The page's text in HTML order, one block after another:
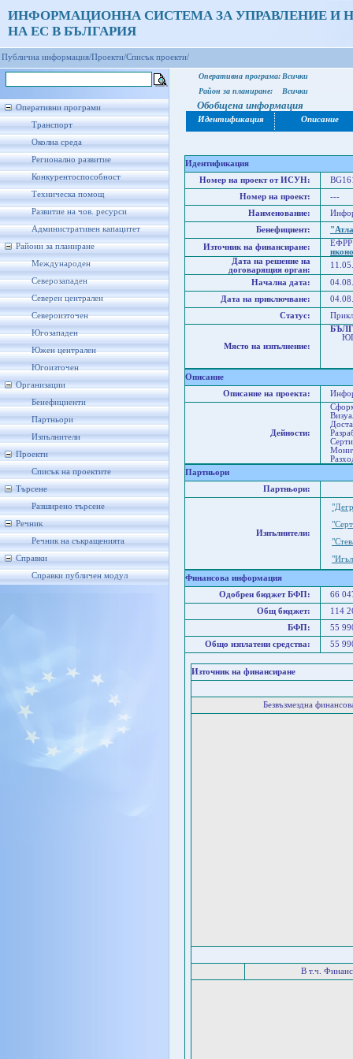
ИНФОРМАЦИОННА СИСТЕМА ЗА УПРАВЛЕНИЕ И
НА ЕС В БЪЛГАРИЯ
Публична информация/Проекти/Списък проекти/
Оперативни програми
Транспорт
Околна среда
Регионално развитие
Конкурентоспособност
Техническа помощ
Развитие на чов. ресурси
Административен капацитет
Райони за планиране
Международен
Северозападен
Северен централен
Североизточен
Югозападен
Южен централен
Югоизточен
Организации
Бенефициенти
Партньори
Изпълнители
Проекти
Списък на проектите
Търсене
Разширено търсене
Речник
Речник на съкращенията
Справки
Справки публичен модул
Оперативна програма: Всички
Район за планиране:
Всички
Обобщена информация
Идентификация Описание
Идентификация
Номер на проект от ИСУН:
Номер на проект:
---
Наименование:
Бенефициент:
Източник на финансиране:
Дата на решение на
договарящия орган:
Начална дата:
Дата на приключване:
Статус:
Място на изпълнение:
Описание
Описание на проекта:
Дейности:
Партньори
Партньори:
Изпълнители:
Финансова информация
Одобрен бюджет БФП:
66
Общ бюджет:
114
БФП:
55
Общо изплатени средства:
55
Източник на финансиране
Безвъзмездна
В т.ч.